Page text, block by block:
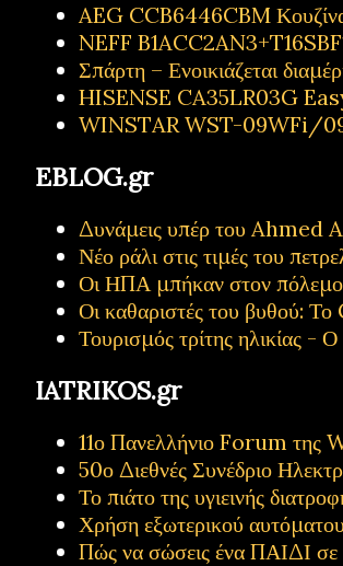
AEG CCB6446CBM
NEFF
Σπάρτη – Ενοικιάζεται
HISENSE CA35LR03G
WINSTAR WST-09WFi/
EBLOG.gr
Δυνάμεις υπέρ του Ahmed
Νέο ράλι στις τιμές του
Οι ΗΠΑ μπήκαν στον
Οι καθαριστές του βυθού:
Τουρισμός τρίτης ηλικίας -
IATRIKOS.gr
11ο Πανελλήνιο Forum της
50ο Διεθνές Συνέδριο
Το πιάτο της υγιεινής
Χρήση εξωτερικού
Πώς να σώσεις ένα ΠΑΙΔΙ